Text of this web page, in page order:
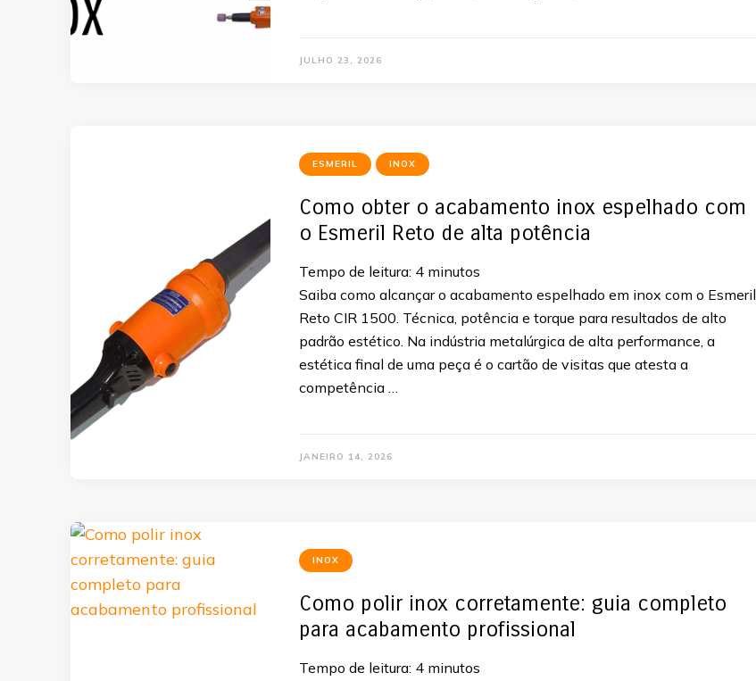
JULHO 23, 2026
ESMERIL INOX
Como obter o acabamento inox espelhado com
o Esmeril Reto de alta potência
Tempo de leitura: 4 minutos
Saiba como alcançar o acabamento espelhado em inox com o Esmeril
Reto CIR 1500. Técnica, potência e torque para resultados de alto
padrão estético. Na indústria metalúrgica de alta performance, a
estética final de uma peça é o cartão de visitas que atesta a
competência …
JANEIRO 14, 2026
INOX
Como polir inox corretamente: guia completo
para acabamento profissional
Tempo de leitura: 4 minutos